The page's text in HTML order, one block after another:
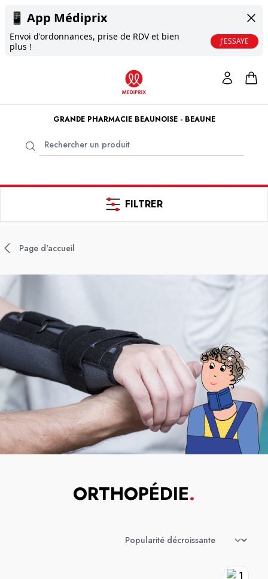
📱 App Médiprix
Envoi d'ordonnances, prise de RDV et bien
plus !
J'ESSAYE
GRANDE PHARMACIE BEAUNOISE - BEAUNE
FILTRER
Page d'accueil
ORTHOPÉDIE.